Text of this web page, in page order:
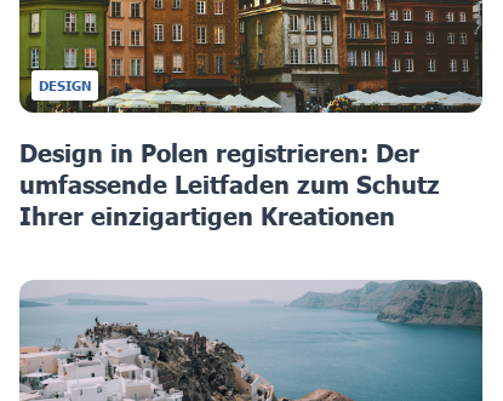
DESIGN
Design in Polen registrieren: Der
umfassende Leitfaden zum Schutz
Ihrer einzigartigen Kreationen